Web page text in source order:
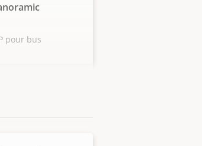
pour bus